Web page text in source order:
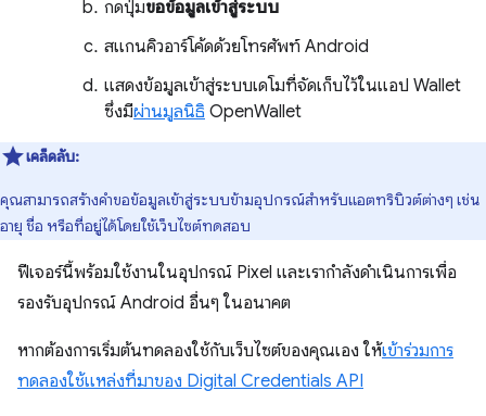
กดปุ่มขอข้อมูลเข้าสู่ระบบ
สแกนคิวอาร์โค้ดด้วยโทรศัพท์ Android
แสดงข้อมูลเข้าสู่ระบบเดโมที่จัดเก็บไว้ในแอป Wallet
ซึ่งมีผ่านมูลนิธิ OpenWallet
เคล็ดลับ:
คุณสามารถสร้างคําขอข้อมูลเข้าสู่ระบบข้ามอุปกรณ์สําหรับแอตทริบิวต์ต่างๆ เช่น
อายุ ชื่อ หรือที่อยู่ได้โดยใช้เว็บไซต์ทดสอบ
ฟีเจอร์นี้พร้อมใช้งานในอุปกรณ์ Pixel และเรากำลังดำเนินการเพื่อ
รองรับอุปกรณ์ Android อื่นๆ ในอนาคต
หากต้องการเริ่มต้นทดลองใช้กับเว็บไซต์ของคุณเอง ให้เข้าร่วมการ
ทดลองใช้แหล่งที่มาของ Digital Credentials API